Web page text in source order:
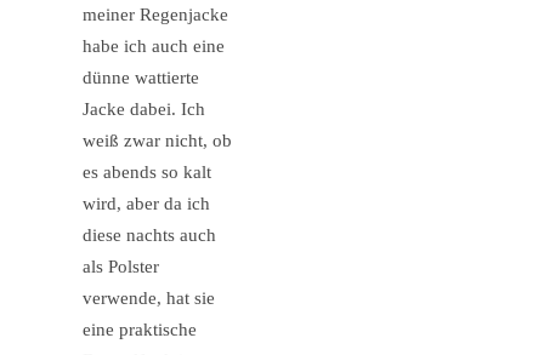
meiner Regenjacke
habe ich auch eine
dünne wattierte
Jacke dabei. Ich
weiß zwar nicht, ob
es abends so kalt
wird, aber da ich
diese nachts auch
als Polster
verwende, hat sie
eine praktische